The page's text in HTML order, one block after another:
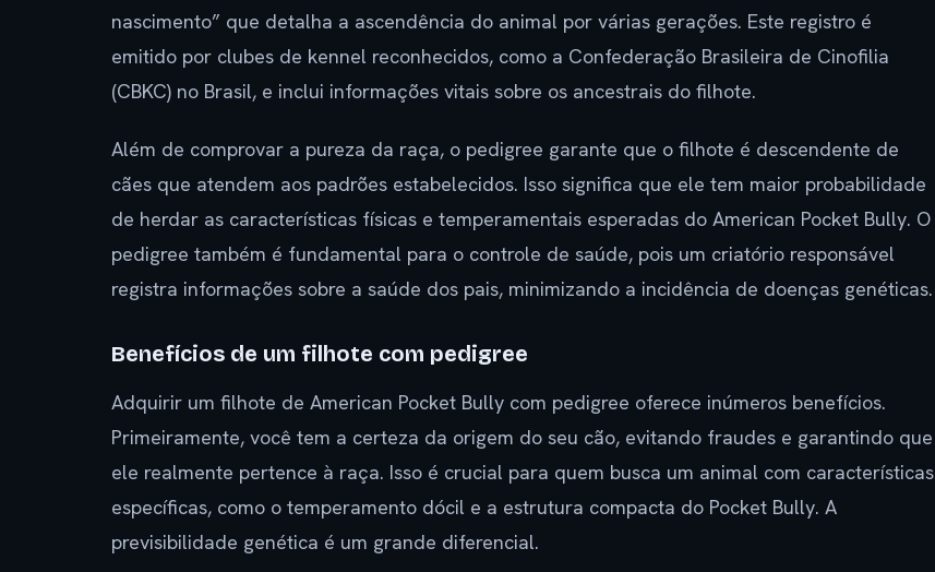
nascimento” que detalha a ascendência do animal por várias gerações. Este registro é
emitido por clubes de kennel reconhecidos, como a Confederação Brasileira de Cinofilia
(CBKC) no Brasil, e inclui informações vitais sobre os ancestrais do filhote.
Além de comprovar a pureza da raça, o pedigree garante que o filhote é descendente de
cães que atendem aos padrões estabelecidos. Isso significa que ele tem maior probabilidade
de herdar as características físicas e temperamentais esperadas do American Pocket Bully. O
pedigree também é fundamental para o controle de saúde, pois um criatório responsável
registra informações sobre a saúde dos pais, minimizando a incidência de doenças genéticas.
Benefícios de um filhote com pedigree
Adquirir um filhote de American Pocket Bully com pedigree oferece inúmeros benefícios.
Primeiramente, você tem a certeza da origem do seu cão, evitando fraudes e garantindo que
ele realmente pertence à raça. Isso é crucial para quem busca um animal com características
específicas, como o temperamento dócil e a estrutura compacta do Pocket Bully. A
previsibilidade genética é um grande diferencial.